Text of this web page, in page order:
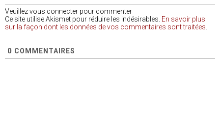
Veuillez vous connecter pour commenter
Ce site utilise Akismet pour réduire les indésirables. En savoir plus
sur la façon dont les données de vos commentaires sont traitées
0 COMMENTAIRES